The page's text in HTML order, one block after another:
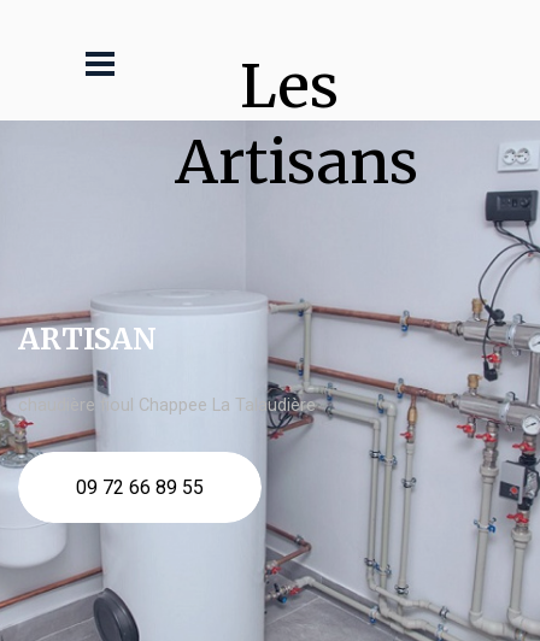
Les
Artisans
ARTISAN
chaudière fioul Chappee La Talaudière
09 72 66 89 55